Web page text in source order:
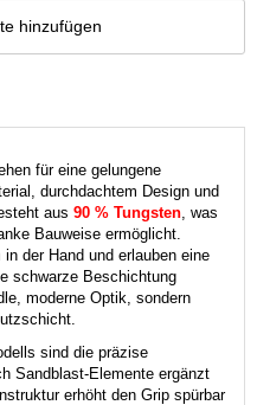
hinzufügen
für eine gelungene
durchdachtem Design und
aus 90 % Tungsten , was
Bauweise ermöglicht.
der Hand und erlauben eine
schwarze Beschichtung
moderne Optik, sondern
sind die präzise
Sandblast-Elemente ergänzt
erhöht den Grip spürbar